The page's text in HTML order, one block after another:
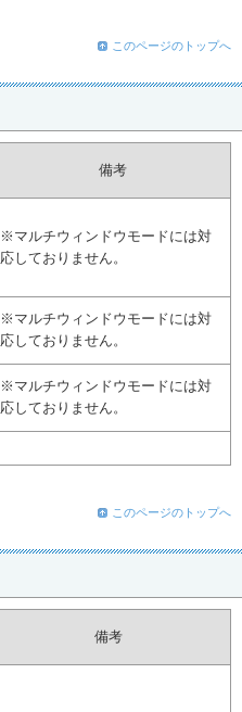
このページのトップへ
備考
※マルチウィンドウモードには対
応しておりません。
※マルチウィンドウモードには対
応しておりません。
※マルチウィンドウモードには対
応しておりません。
このページのトップへ
備考